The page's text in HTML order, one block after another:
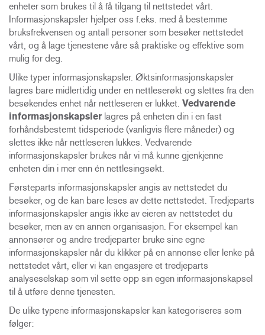
enheter som brukes til å få tilgang til nettstedet vårt.
Informasjonskapsler hjelper oss f.eks. med å bestemme
bruksfrekvensen og antall personer som besøker nettstedet
vårt, og å lage tjenestene våre så praktiske og effektive som
mulig for deg.
Ulike typer informasjonskapsler. Øktsinformasjonskapsler
lagres bare midlertidig under en nettleserøkt og slettes fra den
besøkendes enhet når nettleseren er lukket. Vedvarende
informasjonskapsler lagres på enheten din i en fast
forhåndsbestemt tidsperiode (vanligvis flere måneder) og
slettes ikke når nettleseren lukkes. Vedvarende
informasjonskapsler brukes når vi må kunne gjenkjenne
enheten din i mer enn én nettlesingsøkt.
Førsteparts informasjonskapsler angis av nettstedet du
besøker, og de kan bare leses av dette nettstedet. Tredjeparts
informasjonskapsler angis ikke av eieren av nettstedet du
besøker, men av en annen organisasjon. For eksempel kan
annonsører og andre tredjeparter bruke sine egne
informasjonskapsler når du klikker på en annonse eller lenke på
nettstedet vårt, eller vi kan engasjere et tredjeparts
analyseselskap som vil sette opp sin egen informasjonskapsel
til å utføre denne tjenesten.
De ulike typene informasjonskapsler kan kategoriseres som
følger: